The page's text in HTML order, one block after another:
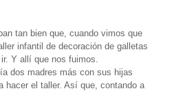
tan bien que, cuando vimos que
infantil de decoración de galletas
Y allí que nos fuimos.
dos madres más con sus hijas
hacer el taller. Así que, contando a